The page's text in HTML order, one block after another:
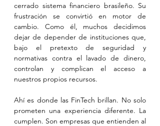
cerrado sistema financiero brasileño. Su
frustración se convirtió en motor de
cambio. Como él, muchos decidimos
dejar de depender de instituciones que,
bajo el pretexto de seguridad y
normativas contra el lavado de dinero,
controlan y complican el acceso a
nuestros propios recursos.
Ahí es donde las FinTech brillan. No solo
prometen una experiencia diferente. La
cumplen. Son empresas que entienden al